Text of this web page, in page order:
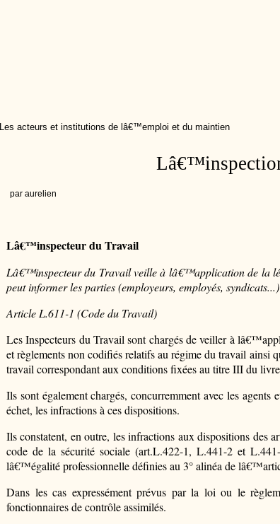
Les acteurs et institutions de lâ€™emploi et du maintien
par aurelien
Lâ€™inspecteur du Travail
Lâ€™inspecteur du Travail veille à lâ€™application de la
peut informer les parties (employeurs, employés,
Article L.611-1 (Code du Travail)
Les Inspecteurs du Travail sont chargés de veiller à
et règlements non codifiés relatifs au régime du travail ainsi
travail correspondant aux conditions fixées au titre III du
Ils sont également chargés, concurremment avec les
échet, les infractions à ces dispositions.
Ils constatent, en outre, les infractions aux dispositions des
code de la sécurité sociale (art.L.422-1, L.441-2 et
lâ€™égalité professionnelle définies au 3° alinéa de
Dans les cas expressément prévus par la loi ou le
fonctionnaires de contrôle assimilés.